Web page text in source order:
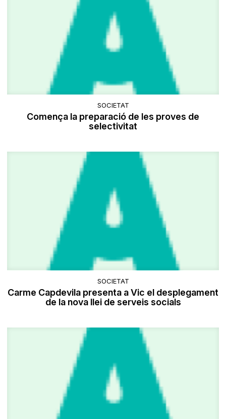
SOCIETAT
Comença la preparació de les proves de
selectivitat
SOCIETAT
Carme Capdevila presenta a Vic el desplegament
de la nova llei de serveis socials